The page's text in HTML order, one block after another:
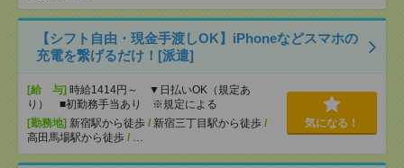
【シフト自由・現金手渡しOK】iPhoneなどスマホの
充電を繋げるだけ！[派遣]
[給 与] 時給1414円～ ▼日払いOK（規定あ
り） ■初勤務手当あり ※規定による
[勤務地] 新宿駅から徒歩 / 新宿三丁目駅から徒歩 /
高田馬場駅から徒歩 / …
気になる！